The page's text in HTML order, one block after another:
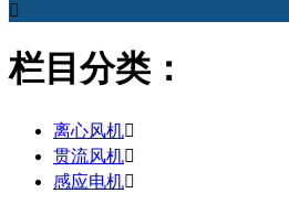

栏目分类：
离心风机
贯流风机
感应电机